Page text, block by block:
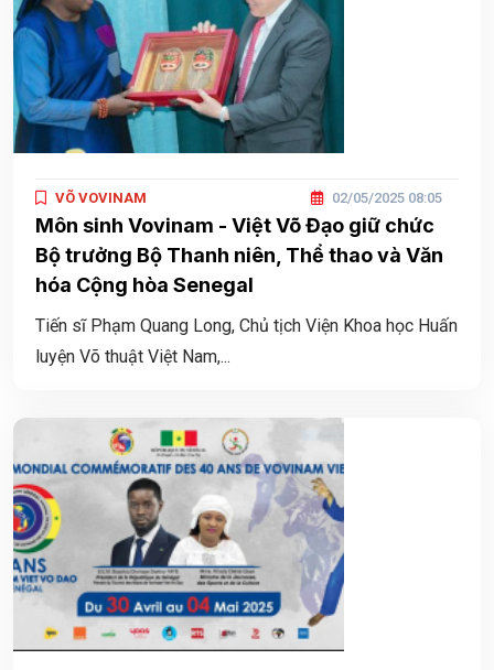
VÕ VOVINAM 02/05/2025 08:05
Môn sinh Vovinam - Việt Võ Đạo giữ chức
Bộ trưởng Bộ Thanh niên, Thể thao và Văn
hóa Cộng hòa Senegal
Tiến sĩ Phạm Quang Long, Chủ tịch Viện Khoa học Huấn
luyện Võ thuật Việt Nam,...